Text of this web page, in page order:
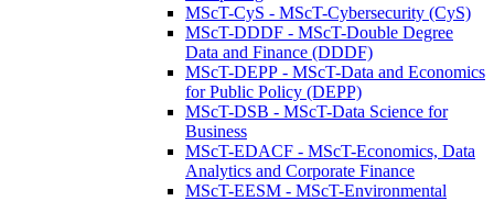
MScT-CyS - MScT-Cybersecurity (CyS)
MScT-DDDF - MScT-Double Degree
Data and Finance (DDDF)
MScT-DEPP - MScT-Data and Economics
for Public Policy (DEPP)
MScT-DSB - MScT-Data Science for
Business
MScT-EDACF - MScT-Economics, Data
Analytics and Corporate Finance
MScT-EESM - MScT-Environmental